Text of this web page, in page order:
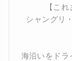
【こ
シャングリ
海沿いをドラ